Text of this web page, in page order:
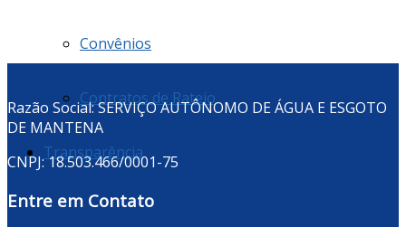
Convênios
Contratos de Rateio
Transparência
Razão Social: SERVIÇO AUTÔNOMO DE ÁGUA E ESGOTO
DE MANTENA
CNPJ: 18.503.466/0001-75
Entre em Contato